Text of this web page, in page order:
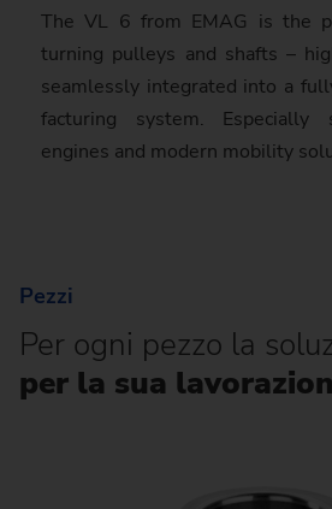
The VL 6 from EMAG is the
turning pulleys and shafts –
seamlessly inte­gra­ted into a
fac­turing system.
engines and modern mobility
Pezzi
Per ogni pezzo la
per la sua